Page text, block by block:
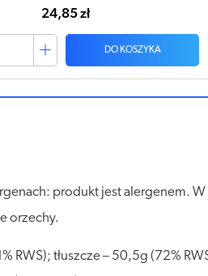
34,14 zł
DO KOSZYKA
produkt jest alergenem.
orzechy.
tłuszcze – 50,5g (72%